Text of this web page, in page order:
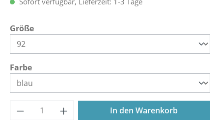
Größeauswählen
Farbeauswählen
Produkt Anzahl: Gib den gewünschten
In den Warenkorb